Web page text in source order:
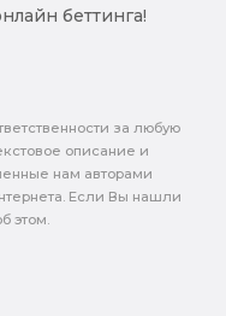
беттинга!
за любую
описание и
нам авторами
Если Вы нашли
этом.